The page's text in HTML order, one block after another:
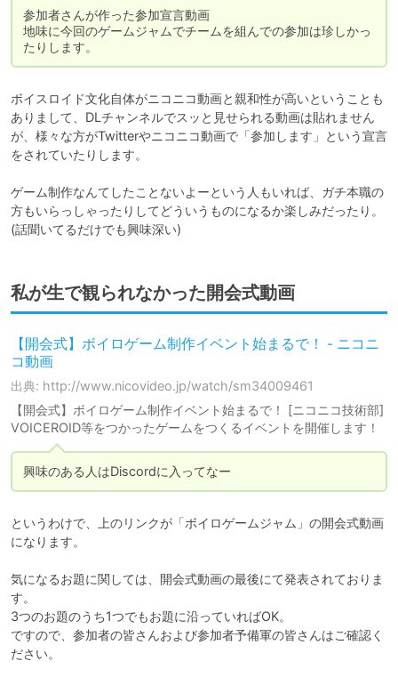
参加者さんが作った参加宣言動画
地味に今回のゲームジャムでチームを組んでの参加は珍しかっ
たりします。
ボイスロイド文化自体がニコニコ動画と親和性が高いということも
ありまして、DLチャンネルでスッと見せられる動画は貼れません
が、様々な方がTwitterやニコニコ動画で「参加します」という宣言
をされていたりします。
ゲーム制作なんてしたことないよーという人もいれば、ガチ本職の
方もいらっしゃったりしてどういうものになるか楽しみだったり。
私が生で観られなかった開会式動画
【開会式】ボイロゲーム制作イベント始まるで！ - ニコニ
コ動画
出典: http://www.nicovideo.jp/watch/sm34009461
【開会式】ボイロゲーム制作イベント始まるで！ [ニコニコ技術部]
VOICEROID等をつかったゲームをつくるイベントを開催します！
興味のある人はDiscordに入ってなー
というわけで、上のリンクが「ボイロゲームジャム」の開会式動画
になります。
気になるお題に関しては、開会式動画の最後にて発表されておりま
す。
3つのお題のうち1つでもお題に沿っていればOK。
ですので、参加者の皆さんおよび参加者予備軍の皆さんはご確認く
ださい。